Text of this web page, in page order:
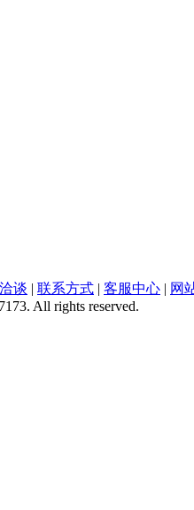
谈 | 联系方式 | 客服中心 | 网
All rights reserved.